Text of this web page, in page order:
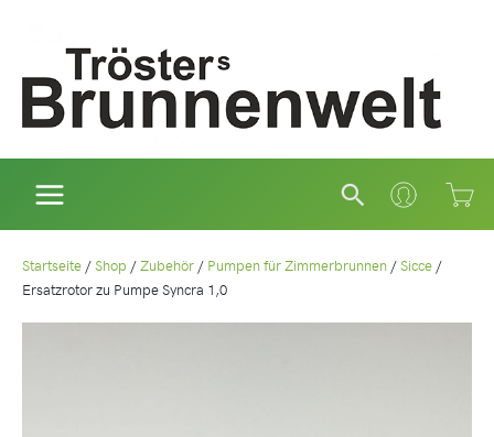
Suchen
Startseite /Shop /Zubehör / Pumpen für Zimmerbrunnen /Sicce /
Ersatzrotor zu Pumpe Syncra 1,0